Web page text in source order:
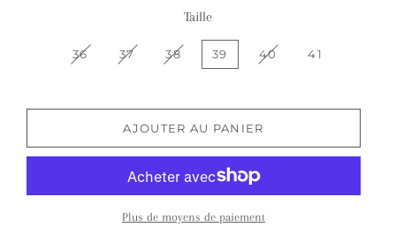
Taille
36 37 38 39 40 41
AJOUTER AU PANIER
Plus de moyens de paiement